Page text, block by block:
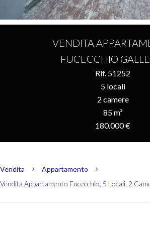
VENDITA
FUCECCHIO
Rif. 51252
5 locali
2 camere
85 m²
180.000 €
Vendita
Appartamento
Vendita Appartamento Fucecchio, 5 Locali, 2